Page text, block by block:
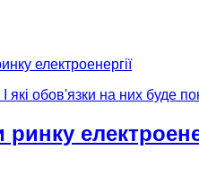
електроенергії